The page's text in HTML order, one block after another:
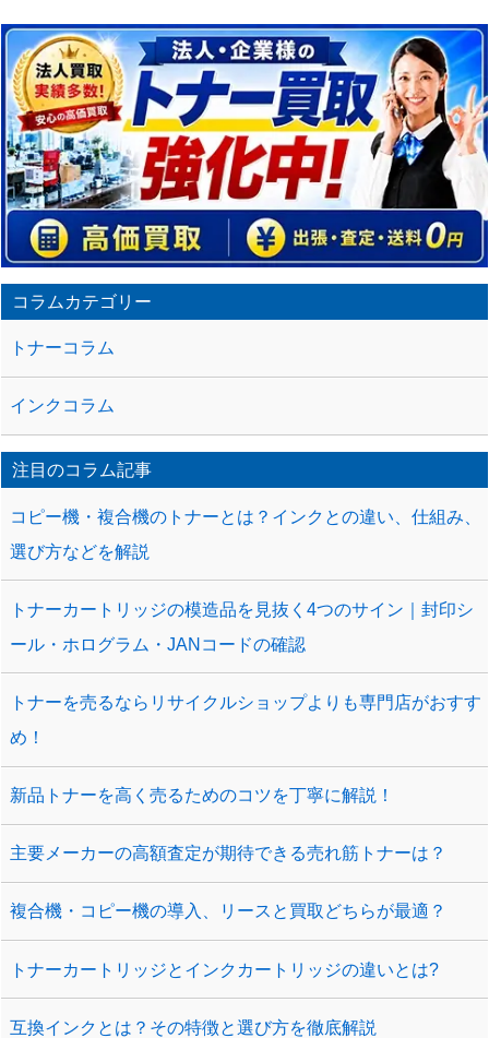
コラムカテゴリー
トナーコラム
インクコラム
注目のコラム記事
コピー機・複合機のトナーとは？インクとの違い、仕組み、
選び方などを解説
トナーカートリッジの模造品を見抜く4つのサイン｜封印シ
ール・ホログラム・JANコードの確認
トナーを売るならリサイクルショップよりも専門店がおすす
め！
新品トナーを高く売るためのコツを丁寧に解説！
主要メーカーの高額査定が期待できる売れ筋トナーは？
複合機・コピー機の導入、リースと買取どちらが最適？
トナーカートリッジとインクカートリッジの違いとは?
互換インクとは？その特徴と選び方を徹底解説